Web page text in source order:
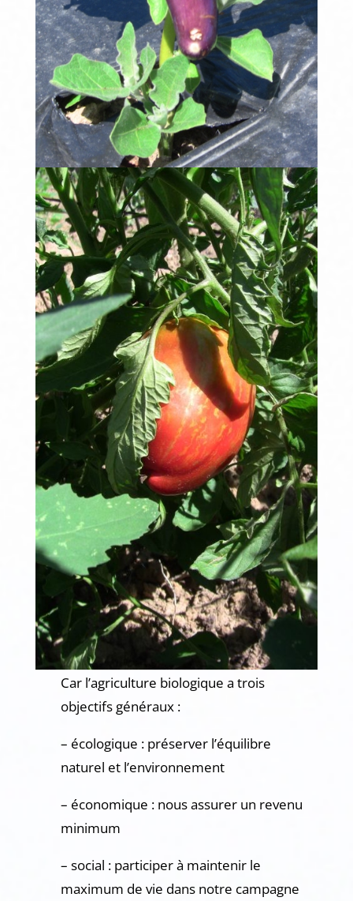
Car l’agriculture biologique a trois
objectifs généraux :
– écologique : préserver l’équilibre
naturel et l’environnement
– économique : nous assurer un revenu
minimum
– social : participer à maintenir le
maximum de vie dans notre campagne